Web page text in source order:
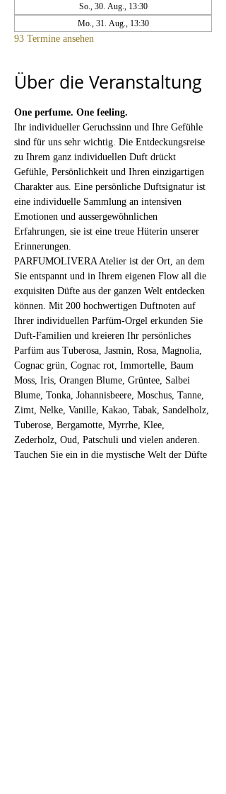
So., 30. Aug., 13:30
Mo., 31. Aug., 13:30
93 Termine ansehen
Über die Veranstaltung
One perfume. One feeling.
Ihr individueller Geruchssinn und Ihre Gefühle
sind für uns sehr wichtig. Die Entdeckungsreise
zu Ihrem ganz individuellen Duft drückt
Gefühle, Persönlichkeit und Ihren einzigartigen
Charakter aus. Eine persönliche Duftsignatur ist
eine individuelle Sammlung an intensiven
Emotionen und aussergewöhnlichen
Erfahrungen, sie ist eine treue Hüterin unserer
Erinnerungen.
PARFUMOLIVERA Atelier ist der Ort, an dem
Sie entspannt und in Ihrem eigenen Flow all die
exquisiten Düfte aus der ganzen Welt entdecken
können. Mit 200 hochwertigen Duftnoten auf
Ihrer individuellen Parfüm-Orgel erkunden Sie
Duft-Familien und kreieren Ihr persönliches
Parfüm aus Tuberosa, Jasmin, Rosa, Magnolia,
Cognac grün, Cognac rot, Immortelle, Baum
Moss, Iris, Orangen Blume, Grüntee, Salbei
Blume, Tonka, Johannisbeere, Moschus, Tanne,
Zimt, Nelke, Vanille, Kakao, Tabak, Sandelholz,
Tuberose, Bergamotte, Myrrhe, Klee,
Zederholz, Oud, Patschuli und vielen anderen.
Tauchen Sie ein in die mystische Welt der Düfte